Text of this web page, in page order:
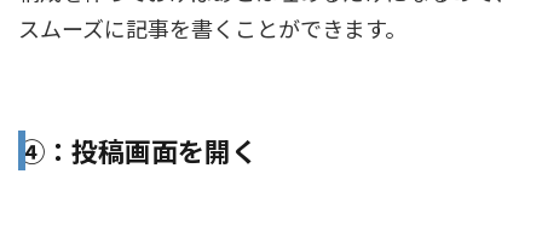
スムーズに記事を書くことができます。
④：投稿画面を開く